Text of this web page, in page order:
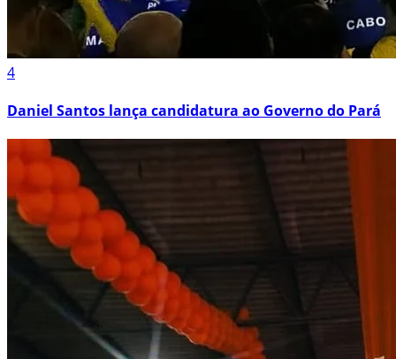
4
Daniel Santos lança candidatura ao Governo do Pará